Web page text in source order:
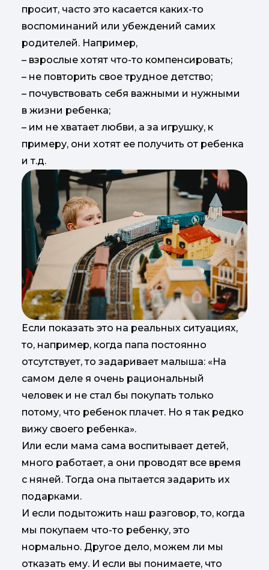
просит, часто это касается каких-то
воспоминаний или убеждений самих
родителей. Например,
– взрослые хотят что-то компенсировать;
– не повторить свое трудное детство;
– почувствовать себя важными и нужными
в жизни ребенка;
– им не хватает любви, а за игрушку, к
примеру, они хотят ее получить от ребенка
и т.д.
Если показать это на реальных ситуациях,
то, например, когда папа постоянно
отсутствует, то задаривает малыша: «На
самом деле я очень рациональный
человек и не стал бы покупать только
потому, что ребенок плачет. Но я так редко
вижу своего ребенка».
Или если мама сама воспитывает детей,
много работает, а они проводят все время
с няней. Тогда она пытается задарить их
подарками.
И если подытожить наш разговор, то, когда
мы покупаем что-то ребенку, это
нормально. Другое дело, можем ли мы
отказать ему. И если вы понимаете, что